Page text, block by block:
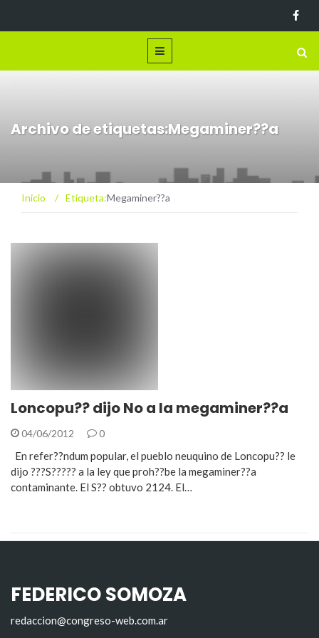
Archivo de etiquetas:Megaminer??a
Inicio / Etiqueta:Megaminer??a
Loncopu?? dijo No a la megaminer??a
04/06/2012 0
En refer??ndum popular, el pueblo neuquino de Loncopu?? le
dijo ???S????? a la ley que proh??be la megaminer??a
contaminante. El S?? obtuvo 2124. El…
FEDERICO SOMOZA
redaccion@congreso-web.com.ar